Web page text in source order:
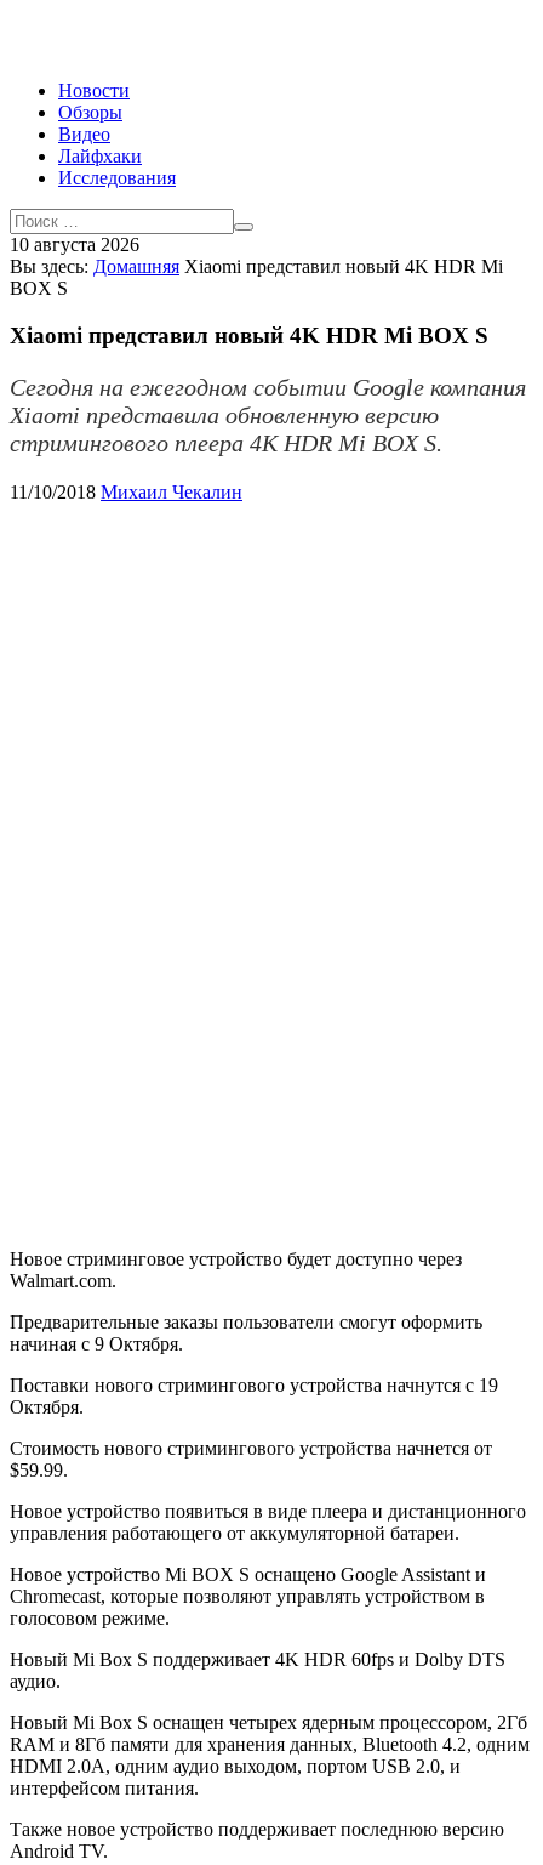
Новости
Обзоры
Видео
Лайфхаки
Исследования
10 августа 2026
Вы здесь: Домашняя Xiaomi представил новый 4K HDR Mi
BOX S
Xiaomi представил новый 4K HDR Mi BOX S
Сегодня на ежегодном событии Google компания
Xiaomi представила обновленную версию
стримингового плеера 4K HDR Mi BOX S.
11/10/2018 Михаил Чекалин
Новое стриминговое устройство будет доступно через
Walmart.com.
Предварительные заказы пользователи смогут оформить
начиная с 9 Октября.
Поставки нового стримингового устройства начнутся с 19
Октября.
Стоимость нового стримингового устройства начнется от
$59.99.
Новое устройство появиться в виде плеера и дистанционного
управления работающего от аккумуляторной батареи.
Новое устройство Mi BOX S оснащено Google Assistant и
Chromecast, которые позволяют управлять устройством в
голосовом режиме.
Новый Mi Box S поддерживает 4K HDR 60fps и Dolby DTS
аудио.
Новый Mi Box S оснащен четырех ядерным процессором, 2Гб
RAM и 8Гб памяти для хранения данных, Bluetooth 4.2, одним
HDMI 2.0A, одним аудио выходом, портом USB 2.0, и
интерфейсом питания.
Также новое устройство поддерживает последнюю версию
Android TV.